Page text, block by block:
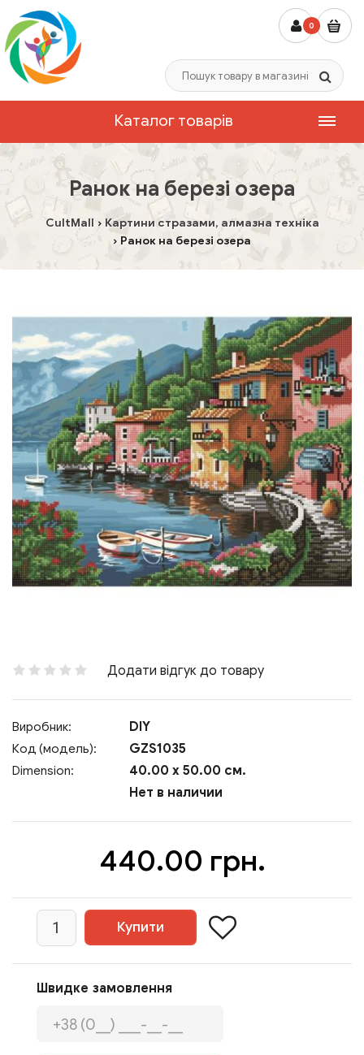
0
Каталог товарів
Ранок на березі озера
CultMall
Картини стразами, алмазна техніка
Ранок на березі озера
Додати відгук до товару
Виробник: DIY
Код (модель): GZS1035
Dimension:
40.00 x 50.00 см.
Нет в наличии
440.00 грн.
Швидке замовлення